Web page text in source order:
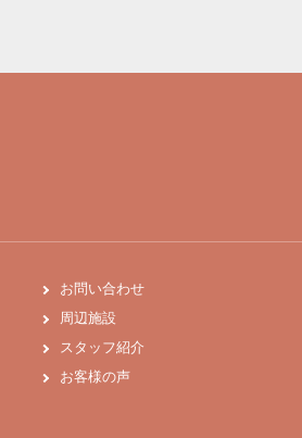
お問い合わせ
周辺施設
スタッフ紹介
お客様の声